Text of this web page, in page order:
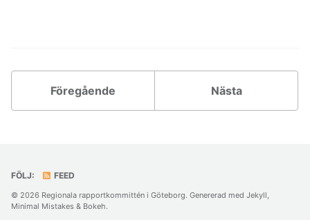
Föregående Nästa
FÖLJ: FEED
© 2026 Regionala rapportkommittén i Göteborg. Genererad med Jekyll,
Minimal Mistakes & Bokeh.